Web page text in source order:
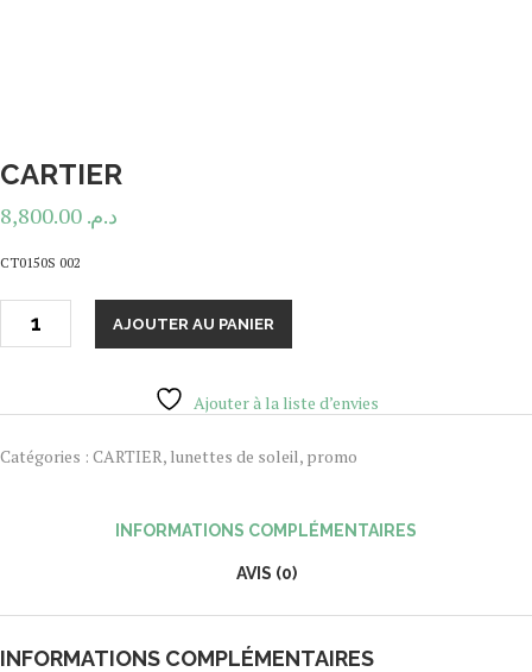
CARTIER
د.م.
CT0150S 002
AJOUTER AU PANIER
Ajouter à la liste d’envies
Catégories : CARTIER, lunettes de soleil, promo
INFORMATIONS COMPLÉMENTAIRES
AVIS (0)
INFORMATIONS COMPLÉMENTAIRES